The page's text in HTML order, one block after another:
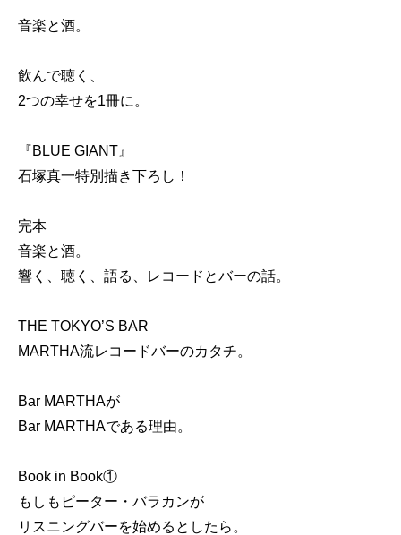
音楽と酒。
飲んで聴く、
2つの幸せを1冊に。
『BLUE GIANT』
石塚真一特別描き下ろし！
完本
音楽と酒。
響く、聴く、語る、レコードとバーの話。
THE TOKYO’S BAR
MARTHA流レコードバーのカタチ。
Bar MARTHAが
Bar MARTHAである理由。
Book in Book①
もしもピーター・バラカンが
リスニングバーを始めるとしたら。